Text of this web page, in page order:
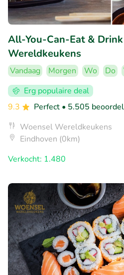
All-You-Can-Eat &
Wereldkeukens
Vandaag Morgen Wo Do
Erg populaire deal
9.3
Perfect • 5.505
Woensel Wereldkeukens
Eindhoven (0km)
Verkocht: 1.480